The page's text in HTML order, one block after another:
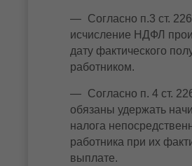
Согласно п.3 ст.
исчисление НДФЛ
дату фактического
работником.
Согласно п. 4 ст.
обязаны удержать
налога
работника при их
выплате.